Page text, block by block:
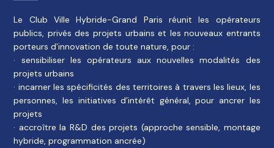
Le Club Ville Hybride-Grand Paris réunit les opérateurs
publics, privés des projets urbains et les nouveaux entrants
porteurs d’innovation de toute nature, pour :
· sensibiliser les opérateurs aux nouvelles modalités des
projets urbains
· incarner les spécificités des territoires à travers les lieux, les
personnes, les initiatives d’intérêt général, pour ancrer les
projets
· accroître la R&D des projets (approche sensible, montage
hybride, programmation ancrée)